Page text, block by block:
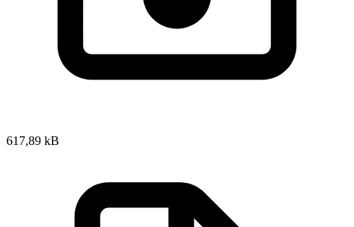
617,89 kB